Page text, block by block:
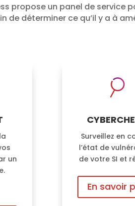
propose un panel de service
de déterminer ce qu’il y a à
un
Surveillez en
l’état de
de votre SI et
En savoir